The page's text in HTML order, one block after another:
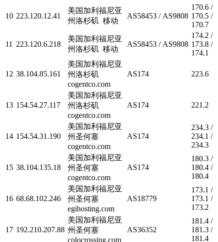
10 223.120.12.41
美国加利福尼亚
州洛杉矶 移动
AS58453 / AS9808
170.6 /
170.5 /
170.7
11 223.120.6.218
美国加利福尼亚
州洛杉矶 移动
AS58453 / AS9808
174.2 /
173.8 /
174.1
12 38.104.85.161
美国加利福尼亚
州洛杉矶
cogentco.com
AS174 223.6
13 154.54.27.117
美国加利福尼亚
州洛杉矶
cogentco.com
AS174 221.2
14 154.54.31.190
美国加利福尼亚
州圣何塞
cogentco.com
AS174
234.3 /
234.1 /
234.3
15 38.104.135.18
美国加利福尼亚
州圣何塞
cogentco.com
AS174
180.3 /
180.4 /
180.4
16 68.68.102.246
美国加利福尼亚
州圣何塞
egihosting.com
AS18779
173.1 /
173.1 /
173.2
17 192.210.207.88
美国加利福尼亚
州圣何塞
colocrossing.com
AS36352
181.4 /
181.3 /
181.4